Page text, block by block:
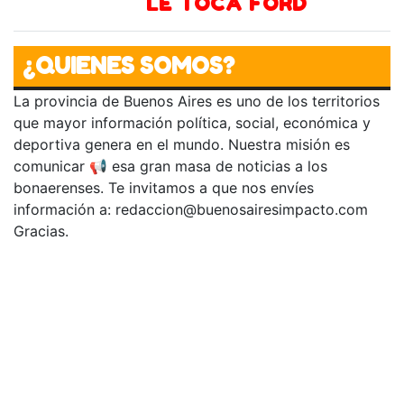
¿QUIENES SOMOS?
La provincia de Buenos Aires es uno de los territorios
que mayor información política, social, económica y
deportiva genera en el mundo. Nuestra misión es
comunicar 📢 esa gran masa de noticias a los
bonaerenses. Te invitamos a que nos envíes
información a: redaccion@buenosairesimpacto.com
Gracias.